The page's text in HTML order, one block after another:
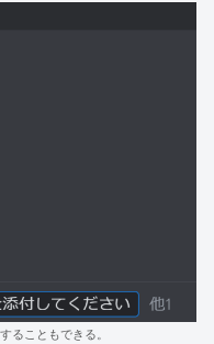
ることもできる。